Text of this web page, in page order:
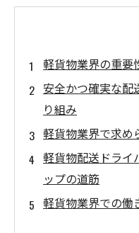
軽貨物業界の重要
安全かつ確実な配
り組み
軽貨物業界で求め
軽貨物配送ドライ
ップの道筋
軽貨物業界での働